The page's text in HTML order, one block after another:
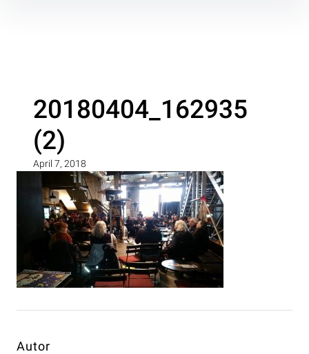
20180404_162935
(2)
April 7, 2018
Autor